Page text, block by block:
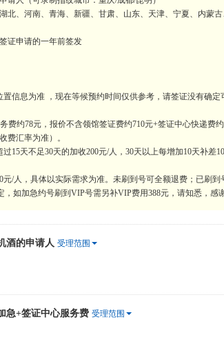
、河南、青海、新疆、甘肃、山东、天津、宁夏、内蒙
证申请的一年前签发
信息为准 ，现在等候预约时间仅供参考，请签证没有确
费约78元，报价不含领馆签证费约710元+签证中心快递费
费汇率为准）。
15天不足30天的加收200元/人，30天以上每增加10天补差
/人，具体以实际需求为准。未刷到号可全额退费；已刷
如加急约号刷到VIP号需另补VIP费用388元，请知悉，感
酒的申请人 受理范围
急+签证中心服务费 受理范围